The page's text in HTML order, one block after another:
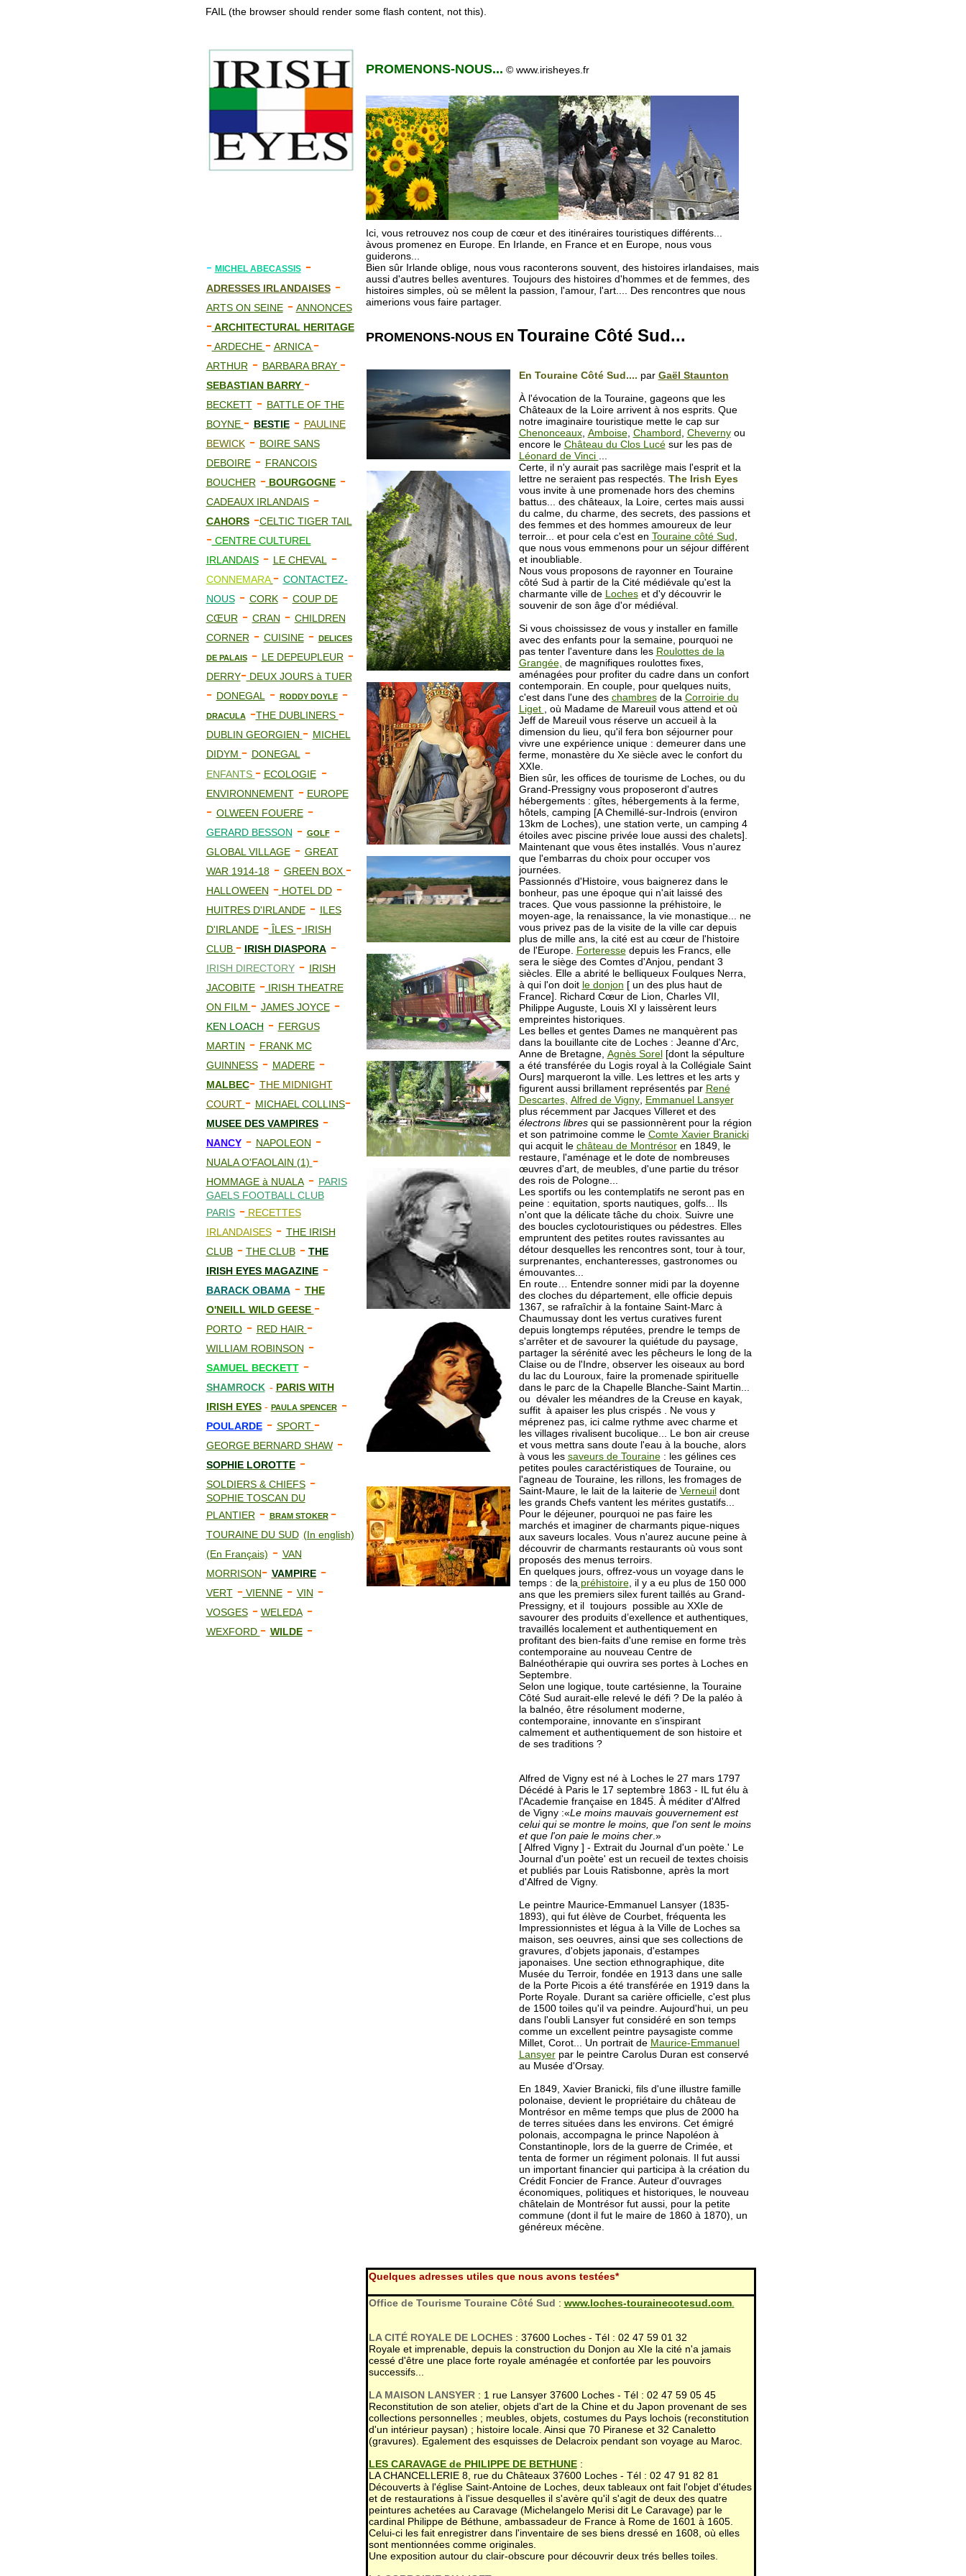
FAIL (the browser should render some flash content, not this).
- MICHEL ABECASSIS-
ADRESSES IRLANDAISES -
ARTS ON SEINE- ANNONCES
-ARCHITECTURAL HERITAGE
-ARDECHE - ARNICA-
ARTHUR - BARBARA BRAY -
SEBASTIAN BARRY -
BECKETT- BATTLE OF THE
BOYNE - BESTIE- PAULINE
BEWICK- BOIRE SANS
DEBOIRE- FRANCOIS
BOUCHER -BOURGOGNE-
CADEAUX IRLANDAIS-
CAHORS -CELTIC TIGER TAIL
-CENTRE CULTUREL
IRLANDAIS- LE CHEVAL -
CONNEMARA - CONTACTEZ-
NOUS- CORK- COUP DE
CŒUR - CRAN - CHILDREN
CORNER - CUISINE - DELICES
DE PALAIS- LE DEPEUPLEUR -
DERRY-DEUX JOURS à TUER
- DONEGAL - RODDY DOYLE-
DRACULA-THE DUBLINERS -
DUBLIN GEORGIEN - MICHEL
DIDYM - DONEGAL -
ENFANTS - ECOLOGIE -
ENVIRONNEMENT - EUROPE
- OLWEEN FOUERE-
GERARD BESSON - GOLF-
GLOBAL VILLAGE- GREAT
WAR 1914-18- GREEN BOX -
HALLOWEEN -HOTEL DD-
HUITRES D'IRLANDE- ILES
D'IRLANDE-ÎLES -IRISH
CLUB - IRISH DIASPORA-
IRISH DIRECTORY- IRISH
JACOBITE-IRISH THEATRE
ON FILM - JAMES JOYCE-
KEN LOACH - FERGUS
MARTIN - FRANK MC
GUINNESS - MADERE -
MALBEC- THE MIDNIGHT
COURT - MICHAEL COLLINS-
MUSEE DES VAMPIRES-
NANCY- NAPOLEON -
NUALA O'FAOLAIN (1) -
HOMMAGE à NUALA- PARIS
GAELS FOOTBALL CLUB
PARIS-RECETTES
IRLANDAISES- THE IRISH
CLUB - THE CLUB - THE
IRISH EYES MAGAZINE -
BARACK OBAMA- THE
O'NEILL WILD GEESE -
PORTO- RED HAIR -
WILLIAM ROBINSON -
SAMUEL BECKETT -
SHAMROCK - PARIS WITH
IRISH EYES- PAULA SPENCER-
POULARDE- SPORT -
GEORGE BERNARD SHAW-
SOPHIE LOROTTE-
SOLDIERS & CHIEFS-
SOPHIE TOSCAN DU
PLANTIER - BRAM STOKER -
TOURAINE DU SUD (In english)
(En Français) - VAN
MORRISON- VAMPIRE-
VERT-VIENNE- VIN -
VOSGES - WELEDA -
WEXFORD - WILDE-
PROMENONS-NOUS... © www.irisheyes.fr
Ici, vous retrouvez nos coup de cœur et des itinéraires touristiques différents...
àvous promenez en Europe. En Irlande, en France et en Europe, nous vous
guiderons...
Bien sûr Irlande oblige, nous vous raconterons souvent, des histoires irlandaises, mais
aussi d'autres belles aventures. Toujours des histoires d'hommes et de femmes, des
histoires simples, où se mêlent la passion, l'amour, l'art.... Des rencontres que nous
aimerions vous faire partager.
PROMENONS-NOUS EN Touraine Côté Sud...
En Touraine Côté Sud.... par Gaël Staunton
À l'évocation de la Touraine, gageons que les
Châteaux de la Loire arrivent à nos esprits. Que
notre imaginaire touristique mette le cap sur
Chenonceaux, Amboise, Chambord Chevernyou
encore le Château du Clos Lucésur les pas de
Léonard de Vinci
Certe, il n'y aurait pas sacrilège mais l'esprit et la
lettre ne seraient pas respectés. The Irish Eyes
vous invite à une promenade hors des chemins
battus... des châteaux, la Loire, certes mais aussi
du calme, du charme, des secrets, des passions et
des femmes et des hommes amoureux de leur
terroir... et pour cela c'est en Touraine côté Sud
que nous vous emmenons pour un séjour différent
et inoubliable.
Nous vous proposons de rayonner en Touraine
côté Sud à partir de la Cité médiévale qu'est la
charmante ville de Locheset d'y découvrir le
souvenir de son âge d'or médiéval.
Si vous choississez de vous y installer en famille
avec des enfants pour la semaine, pourquoi ne
pas tenter l'aventure dans les Roulottes de la
Grangée, de magnifiques roulottes fixes,
aménagées pour profiter du cadre dans un confort
contemporain. En couple, pour quelques nuits,
c'est dans l'une des chambresde la Corroirie du
Liget
, où Madame de Mareuil vous attend et où
Jeff de Mareuil vous réserve un accueil à la
dimension du lieu, qu'il fera bon séjourner pour
vivre une expérience unique : demeurer dans une
ferme, monastère du Xe siècle avec le confort du
XXIe.
Bien sûr, les offices de tourisme de Loches, ou du
Grand-Pressigny vous proposeront d'autres
hébergements : gîtes, hébergements à la ferme,
hôtels, camping [A Chemillé-sur-Indrois (environ
13km de Loches), une station verte, un camping 4
étoiles avec piscine privée loue aussi des chalets].
Maintenant que vous êtes installés. Vous n'aurez
que l'embarras du choix pour occuper vos
journées.
Passionnés d'Histoire, vous baignerez dans le
bonheur, pas une époque qui n'ait laissé des
traces. Que vous passionne la préhistoire, le
moyen-age, la renaissance, la vie monastique... ne
vous privez pas de la visite de la ville car depuis
plus de mille ans, la cité est au cœur de l'histoire
de l'Europe. Forteressedepuis les Francs, elle
sera le siège des Comtes d'Anjou, pendant 3
siècles. Elle a abrité le belliqueux Foulques Nerra,
à qui l'on doit le donjon [ un des plus haut de
France]. Richard Cœur de Lion, Charles VII,
Philippe Auguste, Louis XI y laissèrent leurs
empreintes historiques.
Les belles et gentes Dames ne manquèrent pas
dans la bouillante cite de Loches : Jeanne d'Arc,
Anne de Bretagne, Agnès Sorel[dont la sépulture
a été transférée du Logis royal à la Collégiale Saint
Ours] marqueront la ville. Les lettres et les arts y
figurent aussi brillament représentés par René
Descartes, Alfred de Vigny, Emmanuel Lansyer
plus récemment par Jacques Villeret et des
électrons libresqui se passionnèrent pour la région
et son patrimoine comme le Comte Xavier Branicki
qui acquit le château de Montrésoren 1849, le
restaure, l'aménage et le dote de nombreuses
œuvres d'art, de meubles, d'une partie du trésor
des rois de Pologne...
Les sportifs ou les contemplatifs ne seront pas en
peine : equitation, sports nautiques, golfs... Ils
n'ont que la délicate tâche du choix. Suivre une
des boucles cyclotouristiques ou pédestres. Elles
empruntent des petites routes ravissantes au
détour desquelles les rencontres sont, tour à tour,
surprenantes, enchanteresses, gastronomes ou
émouvantes...
En route… Entendre sonner midi par la doyenne
des cloches du département, elle officie depuis
1367, se rafraîchir à la fontaine Saint-Marc à
Chaumussay dont les vertus curatives furent
depuis longtemps réputées, prendre le temps de
s'arrêter et de savourer la quiétude du paysage,
partager la sérénité avec les pêcheurs le long de la
Claise ou de l'Indre, observer les oiseaux au bord
du lac du Louroux, faire la promenade spirituelle
dans le parc de la Chapelle Blanche-Saint Martin...
ou dévaler les méandres de la Creuse en kayak,
suffit à apaiser les plus crispés . Ne vous y
méprenez pas, ici calme rythme avec charme et
les villages rivalisent bucolique... Le bon air creuse
et vous mettra sans doute l'eau à la bouche, alors
à vous les saveurs de Touraine: les gélines ces
petites poules caractéristiques de Touraine, ou
l'agneau de Touraine, les rillons, les fromages de
Saint-Maure, le lait de la laiterie de Verneuildont
les grands Chefs vantent les mérites gustatifs...
Pour le déjeuner, pourquoi ne pas faire les
marchés et imaginer de charmants pique-niques
aux saveurs locales. Vous n'aurez aucune peine à
découvrir de charmants restaurants où vous sont
proposés des menus terroirs.
En quelques jours, offrez-vous un voyage dans le
temps : de la préhistoire, il y a eu plus de 150 000
ans que les premiers silex furent taillés au Grand-
Pressigny, et il toujours possible au XXIe de
savourer des produits d’exellence et authentiques,
travaillés localement et authentiquement en
profitant des bien-faits d'une remise en forme très
contemporaine au nouveau Centre de
Balnéothérapie qui ouvrira ses portes à Loches en
Septembre.
Selon une logique, toute cartésienne, la Touraine
Côté Sud aurait-elle relevé le défi ? De la paléo à
la balnéo, être résolument moderne,
contemporaine, innovante en s’inspirant
calmement et authentiquement de son histoire et
de ses traditions ?
Alfred de Vigny est né à Loches le 27 mars 1797
Décédé à Paris le 17 septembre 1863 - IL fut élu à
l'Academie française en 1845. À méditer d'Alfred
de Vigny :«Le moins mauvais gouvernement est
celui qui se montre le moins, que l'on sent le moins
et que l'on paie le moins cher.»
[ Alfred Vigny ] - Extrait du Journal d'un poète.' Le
Journal d'un poète' est un recueil de textes choisis
et publiés par Louis Ratisbonne, après la mort
d'Alfred de Vigny.
Le peintre Maurice-Emmanuel Lansyer (1835-
1893), qui fut élève de Courbet, fréquenta les
Impressionnistes et légua à la Ville de Loches sa
maison, ses oeuvres, ainsi que ses collections de
gravures, d'objets japonais, d'estampes
japonaises. Une section ethnographique, dite
Musée du Terroir, fondée en 1913 dans une salle
de la Porte Picois a été transférée en 1919 dans la
Porte Royale. Durant sa carière officielle, c'est plus
de 1500 toiles qu'il va peindre. Aujourd'hui, un peu
dans l'oubli Lansyer fut considéré en son temps
comme un excellent peintre paysagiste comme
Millet, Corot... Un portrait de Maurice-Emmanuel
Lansyerpar le peintre Carolus Duran est conservé
au Musée d'Orsay.
En 1849, Xavier Branicki, fils d'une illustre famille
polonaise, devient le propriétaire du château de
Montrésor en même temps que plus de 2000 ha
de terres situées dans les environs. Cet émigré
polonais, accompagna le prince Napoléon à
Constantinople, lors de la guerre de Crimée, et
tenta de former un régiment polonais. Il fut aussi
un important financier qui participa à la création du
Crédit Foncier de France. Auteur d'ouvrages
économiques, politiques et historiques, le nouveau
châtelain de Montrésor fut aussi, pour la petite
commune (dont il fut le maire de 1860 à 1870), un
généreux mécène.
Quelques adresses utiles que nous avons testées*
Office de Tourisme Touraine Côté Sud : www.loches-tourainecotesud.com.
LA CITÉROYALE DE LOCHES : 37600 Loches - Tél : 02 47 59 01 32
Royale et imprenable, depuis la construction du Donjon au XIe la cité n'a jamais
cessé d'être une place forte royale aménagée et confortée par les pouvoirs
successifs...
LA MAISON LANSYER : 1 rue Lansyer 37600 Loches - Tél : 02 47 59 05 45
Reconstitution de son atelier, objets d'art de la Chine et du Japon provenant de ses
collections personnelles ; meubles, objets, costumes du Pays lochois (reconstitution
d'un intérieur paysan) ; histoire locale. Ainsi que 70 Piranese et 32 Canaletto
(gravures). Egalement des esquisses de Delacroix pendant son voyage au Maroc.
LES CARAVAGE de PHILIPPE DE BETHUNE :
LA CHANCELLERIE 8, rue du Châteaux 37600 Loches - Tél : 02 47 91 82 81
Découverts à l'église Saint-Antoine de Loches, deux tableaux ont fait l'objet d'études
et de restaurations à l'issue desquelles il s'avère qu'il s'agit de deux des quatre
peintures achetées au Caravage (Michelangelo Merisi dit Le Caravage) par le
cardinal Philippe de Béthune, ambassadeur de France à Rome de 1601 à 1605.
Celui-ci les fait enregistrer dans l'inventaire de ses biens dressé en 1608, où elles
sont mentionnées comme originales.
Une exposition autour du clair-obscure pour découvrir deux trés belles toiles.